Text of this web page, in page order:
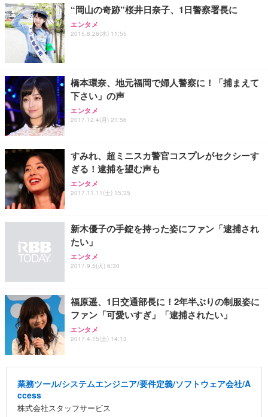
務用 おしゃれ パソコンチェア (ホワイト)
ANDWINT オフィスチェア デスクチェア 肘なし メ
ッシュ 通気性 ランバーサポート付き 腰サポート ガ
【MiniLED/24.5inch/280Hz/FHD】GRAPHT THE S
HOOTER Gaming Monitor 24” Essential ゲーミン
アイリスオーヤマ ペットシーツ 超厚型 お徳用 レギ
“岡山の奇跡”桜井日奈子、1日警察署長に
エンタメ
2015.8.26(水) 11:55
橋本環奈、地元福岡で婦人警察に！「捕まえて
下さい」の声
エンタメ
2017.12.4(月) 21:56
すみれ、超ミニスカ警官コスプレがセクシーす
ぎる！逮捕を望む声も
エンタメ
2017.11.11(土) 15:35
新木優子の手錠を持った姿にファン「逮捕され
たい」
エンタメ
2017.9.5(火) 6:30
福原遥、1日交通部長に！2年半ぶりの制服姿に
ファン「可愛いすぎ」「逮捕されたい」
エンタメ
2017.4.15(土) 14:13
業務ツール/システムエンジニア/要件定義/ソフトウェア会社/A
ccess
株式会社スタッフサービス